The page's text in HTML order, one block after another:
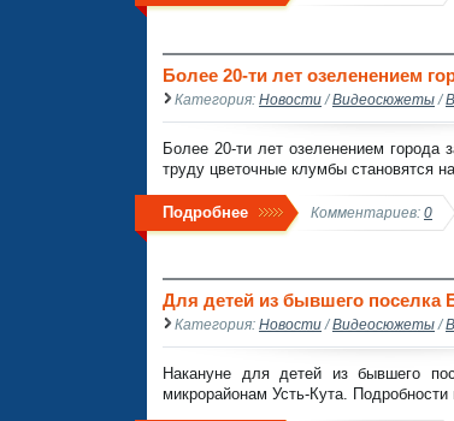
Более 20-ти лет озеленением
Категория: Новости /Видеосюжеты /
Более 20-ти лет озеленением города
труду цветочные клумбы становятся
Подробнее Комментариев: 0
Для детей из бывшего поселка
Категория: Новости /Видеосюжеты /
Накануне для детей из бывшего
микрорайонам Усть-Кута.